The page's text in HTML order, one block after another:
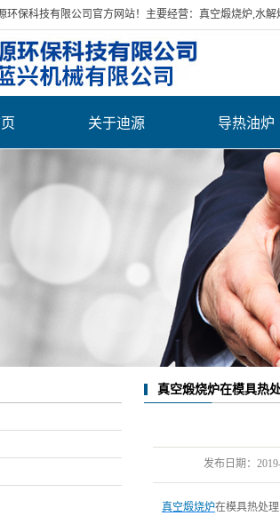
环保科技有限公司官方网站！主要经营：真空煅烧炉,水
关于迪源
营业执照
厂房展示
导热油炉
真空煅烧炉在模具热
发布日期：
真空煅烧炉在模具热处